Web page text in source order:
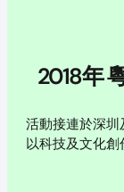
2018年
活動接連於深圳
以科技及文化